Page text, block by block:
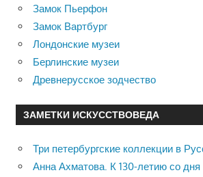
Замок Пьерфон
Замок Вартбург
Лондонские музеи
Берлинские музеи
Древнерусское зодчество
ЗАМЕТКИ ИСКУССТВОВЕДА
Три петербургские коллекции в
Анна Ахматова. К 130-летию со